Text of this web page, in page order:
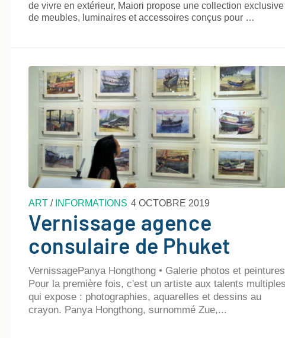
de vivre en extérieur, Maiori propose une collection exclusive
de meubles, luminaires et accessoires conçus pour …
ART / INFORMATIONS 4 OCTOBRE 2019
Vernissage agence
consulaire de Phuket
VernissagePanya Hongthong • Galerie photos et peintures
Pour la première fois, c'est un artiste aux talents multiples
qui expose : photographies, aquarelles et dessins au
crayon. Panya Hongthong, surnommé Zue,...